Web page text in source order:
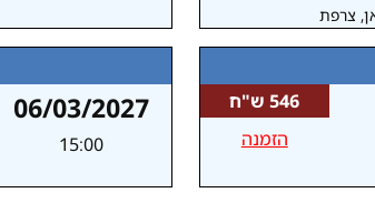
546 ש"ח
הזמנה
06/03/2027
15:00